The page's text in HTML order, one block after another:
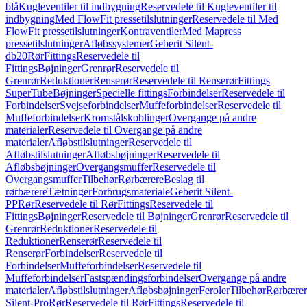
blåKugleventiler til indbygningReservedele til Kugleventiler til
indbygningMed FlowFit pressetilslutningerReservedele til Med
FlowFit pressetilslutningerKontraventilerMed Mapress
pressetilslutningerAfløbssystemerGeberit Silent-
db20RørFittingsReservedele til
FittingsBøjningerGrenrørReservedele til
GrenrørReduktionerRenserørReservedele til RenserørFittings
SuperTubeBøjningerSpecielle fittingsForbindelserReservedele til
ForbindelserSvejseforbindelserMuffeforbindelserReservedele til
MuffeforbindelserKromstålskoblingerOvergange på andre
materialerReservedele til Overgange på andre
materialerAfløbstilslutningerReservedele til
AfløbstilslutningerAfløbsbøjningerReservedele til
AfløbsbøjningerOvergangsmufferReservedele til
OvergangsmufferTilbehørRørbærereBeslag til
rørbærereTætningerForbrugsmaterialeGeberit Silent-
PPRørReservedele til RørFittingsReservedele til
FittingsBøjningerReservedele til BøjningerGrenrørReservedele til
GrenrørReduktionerReservedele til
ReduktionerRenserørReservedele til
RenserørForbindelserReservedele til
ForbindelserMuffeforbindelserReservedele til
MuffeforbindelserFastspændingsforbindelserOvergange på andre
materialerAfløbstilslutningerAfløbsbøjningerFerolerTilbehør
Silent-ProRørReservedele til RørFittingsReservedele til